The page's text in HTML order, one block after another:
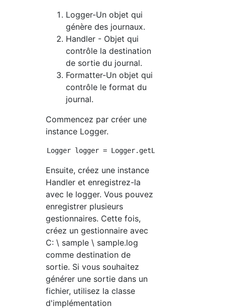
Logger-Un objet qui
génère des journaux.
Handler - Objet qui
contrôle la destination
de sortie du journal.
Formatter-Un objet qui
contrôle le format du
journal.
Commencez par créer une
instance Logger.
Ensuite, créez une instance
Handler et enregistrez-la
avec le logger. Vous pouvez
enregistrer plusieurs
gestionnaires. Cette fois,
créez un gestionnaire avec
C: \ sample \ sample.log
comme destination de
sortie. Si vous souhaitez
générer une sortie dans un
fichier, utilisez la classe
d'implémentation